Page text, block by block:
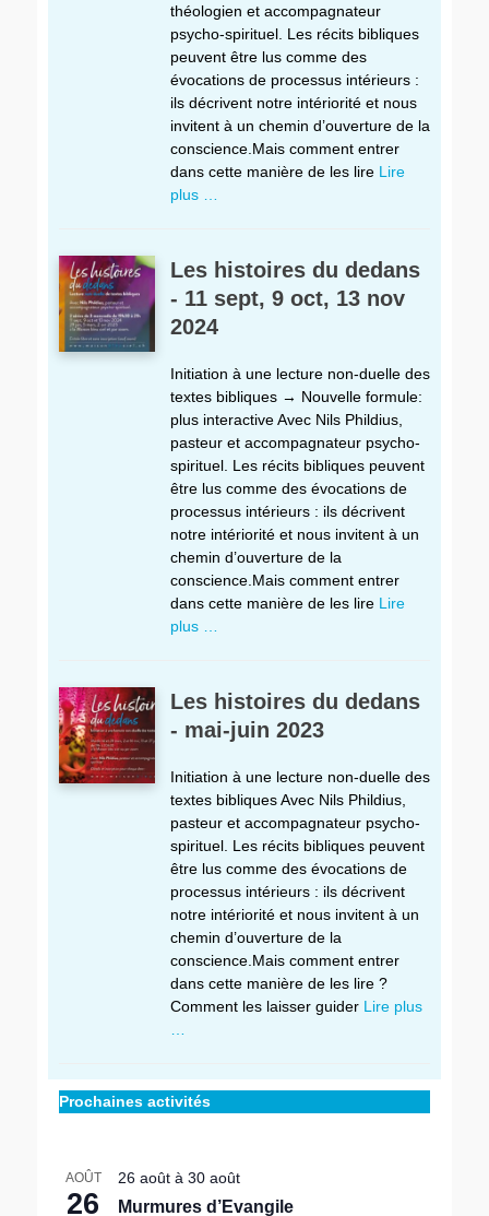
théologien et accompagnateur
psycho-spirituel. Les récits bibliques
peuvent être lus comme des
évocations de processus intérieurs :
ils décrivent notre intériorité et nous
invitent à un chemin d’ouverture de la
conscience.Mais comment entrer
dans cette manière de les lire Lire
plus …
Les histoires du dedans
- 11 sept, 9 oct, 13 nov
2024
Initiation à une lecture non-duelle des
textes bibliques → Nouvelle formule:
plus interactive Avec Nils Phildius,
pasteur et accompagnateur psycho-
spirituel. Les récits bibliques peuvent
être lus comme des évocations de
processus intérieurs : ils décrivent
notre intériorité et nous invitent à un
chemin d’ouverture de la
conscience.Mais comment entrer
dans cette manière de les lire Lire
plus …
Les histoires du dedans
- mai-juin 2023
Initiation à une lecture non-duelle des
textes bibliques Avec Nils Phildius,
pasteur et accompagnateur psycho-
spirituel. Les récits bibliques peuvent
être lus comme des évocations de
processus intérieurs : ils décrivent
notre intériorité et nous invitent à un
chemin d’ouverture de la
conscience.Mais comment entrer
dans cette manière de les lire ?
Comment les laisser guider Lire plus
Prochaines activités
AOÛT
26
26 août à 30 août
Murmures d’Evangile